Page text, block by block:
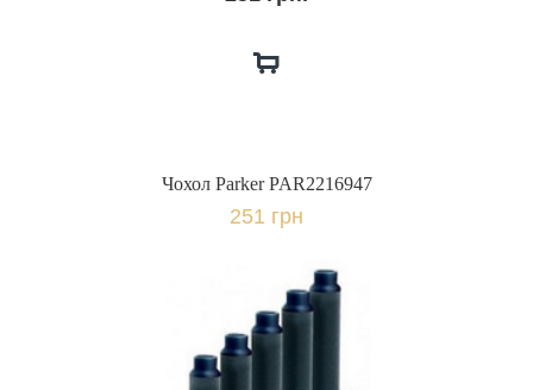
Чохол Parker PAR2216947
251 грн